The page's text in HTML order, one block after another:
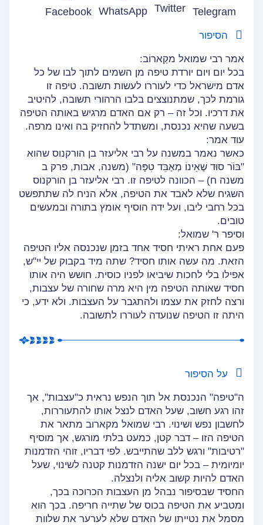
Telegram
Twitter
WhatsApp
Facebook
הסיפור
אמר רבי שמואל מקַארוֹב:
בכל יום ויום יורדת טיפה מן השמים לתוך לבו של כל
אדם מישראל כדי לעוררו לעשות תשובה. טיפה זו
גורמת לכך, שמתנוצצים בלבו הרהורי תשובה, להיטיב
את דרכיו. וכל זה – רק אם האדם מרגיש באותה הטיפה
בשעה שהיא נכנסת, ומשתדל להחזיק בה ואינו מרפה.
עוד אמר:
כאשר נאמר במשנה על רבי אליעזר בן הורקנוס שהוא
"בּוֹֹר סוּד שֶׁאֵינוֹ מְאַבֵּד טִפָּה" (משנה, אבות, פרק ב
משנה ח) – הכוונה לטיפה זו. רבי אליעזר בן הורקנוס
השגיח שלא לאבד את הטיפה, אלא הניח לה שתתפשט
בכל רחבי ליבו, ועל ידה הוסיף אומץ בתורה ובמעשים
טובים.
וסיפר ר' שמואל:
פעם אחת ראיתי חסיד אחד בזמן שנכנסה אליו הטיפה
הזאת. מה עשה אותו חסיד? שתה מיד בקבוק של יי"ש,
אפילו בלי לחכות שיביאו לפניו כוסית. חושש היה אותו
חסיד שאותה הטיפה מין היא מרה שחורה של עצבות,
ורצה לחזק את עצמו ולהתגבר על העצבות. ולא ידע, כי
היתה זו הטיפה שנועדה לעוררו לתשובה.
על הסיפור
ה"טיפה" הנכנסת אל תוך הנפש נראית כ"עצבות", אך
זהו רגע חשוב, שעל האדם לנצל אותו להתעוררות,
לחשבון נפש ושינוי. רבי שמואל מקארוב מתאר את
הטיפה הזו – דבר קטן, כמעט בלתי מורגש, אך מוסיף
"רטיבות" ורגש ללב שהתייבש. לפי דבריו, זוהי הזדמנות
יומיומית – בכל יום ישנה הזדמנות קטנה לשינוי, שעל
האדם להיות קשוב אליה ולנצלה.
החסיד שבסיפור נבהל מן העצבות הכרוכה בכך,
ומטביע את הטיפה בכוס של שתייה חריפה. בכך הוא
מסמל את נטייתו של האדם שלא לערער את שלוות